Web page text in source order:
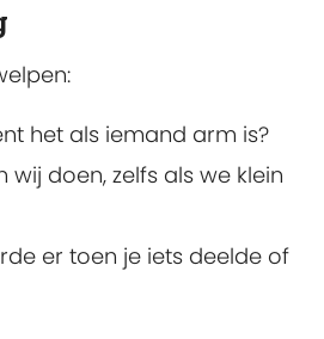
het als iemand arm is?
wij doen, zelfs als we klein
er toen je iets deelde of